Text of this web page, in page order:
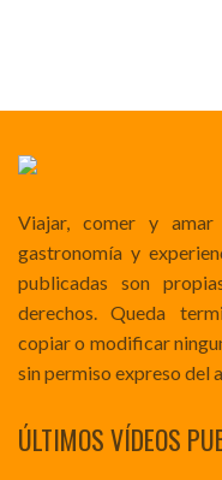
Viajar, comer y amar
gastronomía y
publicadas son
derechos. Queda
copiar o modificar
sin permiso expreso del
ÚLTIMOS VÍDEOS